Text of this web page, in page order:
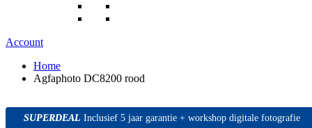
Account
Home
Agfaphoto DC8200 rood
SUPERDEAL
SUPERDEAL
SUPERDEAL Inclusief 5 jaar garantie + workshop digitale fotografie